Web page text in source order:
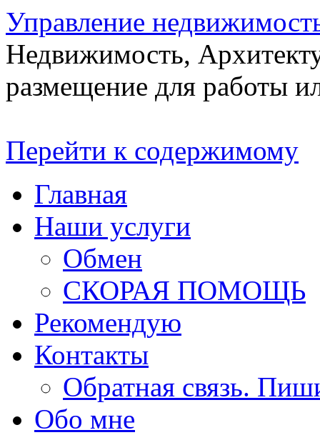
Управление
Недвижимость,
размещение для работы
Перейти к содержимому
Главная
Наши услуги
Обмен
СКОРАЯ ПОМОЩЬ
Рекомендую
Контакты
Обратная связь.
Обо мне